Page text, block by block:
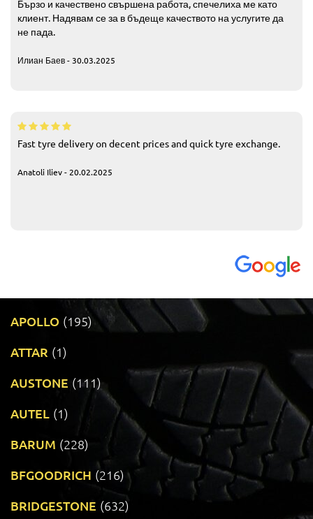
Бързо и качествено свършена работа, спечелиха ме като
клиент. Надявам се за в бъдеще качеството на услугите да
не пада.
Илиан Баев - 30.03.2025
Fast tyre delivery on decent prices and quick tyre exchange.
Anatoli Iliev - 20.02.2025
APOLLO (195)
ATTAR (1)
AUSTONE (111)
AUTEL (1)
BARUM (228)
BFGOODRICH (216)
BRIDGESTONE (632)